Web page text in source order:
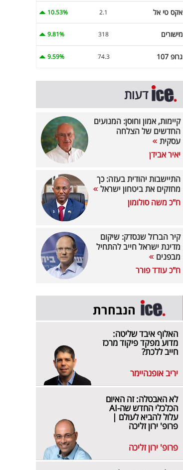
אקס טי אל 2.1
10.53%
מישורים 318
9.81%
גרופ 107 74.3
9.59%
דעות
קיימות, אמון וחוסן: המנועים
החדשים של הצלחה
עסקית
יאיר אבידן
התיישבות יהודית בעזה: כך
מחזקים את ביטחון ישראל
ח"כ משה סולומון
קיר הברזל שנסדק: שיקום
מדינת ישראל חייב להתחיל
מבפנים
ח"כ עודד פורר
הנבחרת
האלוף איבד שליטה:
מדוע מפקד פיקוד מרכז
חייב ללכת?
יריב אופנהיימר
לא האבטלה: זה האיום
הכלכלי החדש שה-AI
עלול להביא לעולם |
פרופ' ירון זליכה
פרופ' ירון זליכה